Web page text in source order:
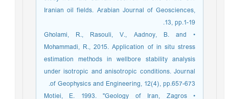
Iranian oil fields. Arabian Journal of Geosciences,
13, pp.1-19.
• Gholami, R., Rasouli, V., Aadnoy, B. and
Mohammadi, R., 2015. Application of in situ stress
estimation methods in wellbore stability analysis
under isotropic and anisotropic conditions. Journal
of Geophysics and Engineering, 12(4), pp.657-673.
• Motiei, E. 1993. "Geology of Iran, Zagros